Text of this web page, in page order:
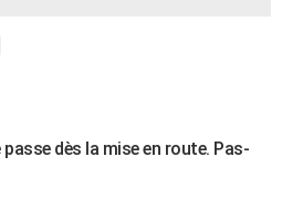
dès la mise en route. Pas-